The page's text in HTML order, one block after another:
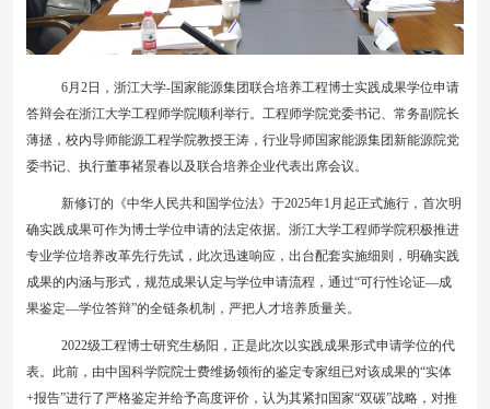
6月2日，浙江大学-国家能源集团联合培养工程博士实践成果学位申请
答辩会在浙江大学工程师学院顺利举行。工程师学院党委书记、常务副院长
薄拯，校内导师能源工程学院教授王涛，行业导师国家能源集团新能源院党
委书记、执行董事褚景春以及联合培养企业代表出席会议。
新修订的《中华人民共和国学位法》于2025年1 月起正式施行，首次明
确实践成果可作为博士学位申请的法定依据。浙江大学工程师学院积极推进
专业学位培养改革先行先试，此次迅速响应，出台配套实施细则，明确实践
成果的内涵与形式，规范成果认定与学位申请流程，通过“可行性论证—成
果鉴定—学位答辩”的全链条机制，严把人才培养质量关。
2022级工程博士研究生杨阳，正是此次以实践成果形式申请学位的代
表。此前，由中国科学院院士费维扬领衔的鉴定专家组已对该成果的“实体
+报告”进行了严格鉴定并给予高度评价，认为其紧扣国家“双碳”战略，对推